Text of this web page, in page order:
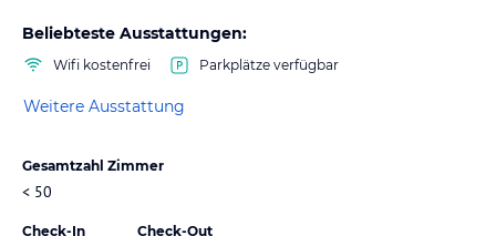
Beliebteste Ausstattungen:
Wifi kostenfrei Parkplätze verfügbar
Weitere Ausstattung
Gesamtzahl Zimmer
< 50
Check-In Check-Out